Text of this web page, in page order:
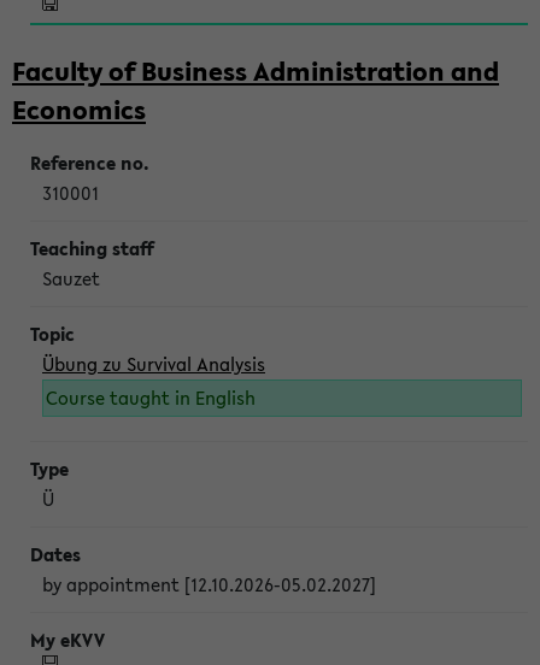
Faculty of Business Administration and
Economics
310001
Sauzet
Übung zu Survival Analysis
Course taught in English
Ü
by appointment [12.10.2026-05.02.2027]